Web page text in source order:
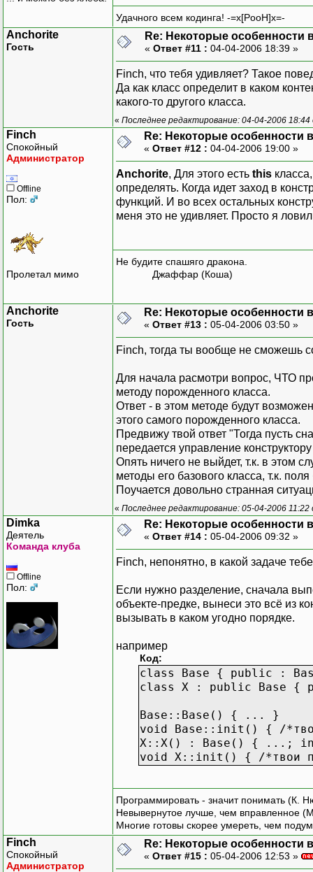
Удачного всем кодинга! -=x[PooH]x=-
Anchorite
Гость
Re: Некоторые
« Ответ #11 : 04-04-2006 18:39 »
Finch, что тебя удивляет? Такое
Да как класс определит в каком
какого-то другого класса.
« Последнее редактирование: 04-04-2006
Finch
Спокойный
Администратор
Offline
Пол:
Пролетал мимо
Re: Некоторые особенности
« Ответ #12 : 04-04-2006 19:00 »
Anchorite, Для этого есть this
определять. Когда идет заход в
функций. И во всех остальных
меня это не удивляет. Просто я
Не будите спашяго дракона.
Джаффар (Коша)
Anchorite
Гость
Re: Некоторые особенности
« Ответ #13 : 05-04-2006 03:50 »
Finch, тогда ты вообще не сможешь
Для начала расмотри вопрос, ЧТО
методу порожденного класса.
Ответ - в этом методе будут
этого самого порожденного класса.
Предвижу твой ответ "Тогда пусть
передается управление
Опять ничего не выйдет, т.к. в этом
методы его базового класса, т.к.
Поучается довольно странная
« Последнее редактирование: 05-04-2006 11:22
Dimka
Деятель
Команда клуба
Offline
Пол:
Re: Некоторые особенности
« Ответ #14 : 05-04-2006 09:32 »
Finch, непонятно, в какой задаче
Если нужно разделение, сначала
объекте-предке, вынеси это всё из
вызывать в каком угодно порядке.
например
Код:
class Base { public :
class X : public
Base::Base() { ... }
void Base::init() { /
X::X() : Base() { ...;
void X::init() { /*твои
Программировать - значит понимать (К.
Невывернутое лучше, чем вправленное
Многие готовы скорее умереть, чем
Finch
Спокойный
Администратор
Re: Некоторые особенности
« Ответ #15 : 05-04-2006 12:53 »